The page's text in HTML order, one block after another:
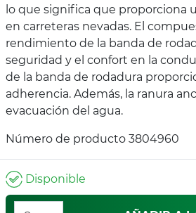
lo que significa que proporciona
en carreteras nevadas. El
rendimiento de la banda de
seguridad y el confort en la
de la banda de rodadura
adherencia. Además, la ranura
evacuación del agua.
Número de producto 3804960
Disponible